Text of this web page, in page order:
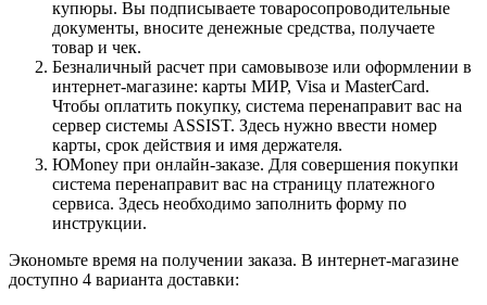
купюры. Вы подписываете товаросопроводительные
документы, вносите денежные средства, получаете
товар и чек.
Безналичный расчет при самовывозе или оформлении в
интернет-магазине: карты МИР, Visa и MasterCard.
Чтобы оплатить покупку, система перенаправит вас на
сервер системы ASSIST. Здесь нужно ввести номер
карты, срок действия и имя держателя.
ЮMoney при онлайн-заказе. Для совершения покупки
система перенаправит вас на страницу платежного
сервиса. Здесь необходимо заполнить форму по
инструкции.
Экономьте время на получении заказа. В интернет-магазине
доступно 4 варианта доставки: